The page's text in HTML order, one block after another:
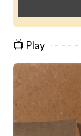
📺 Play